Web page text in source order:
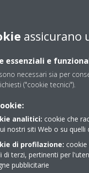
assicurano
essenziali e
necessari sia per
("cookie tecnici").
analitici: cookie che
nostri siti Web o su quelli
di profilazione: cookie
di terzi, pertinenti per
pubblicitarie